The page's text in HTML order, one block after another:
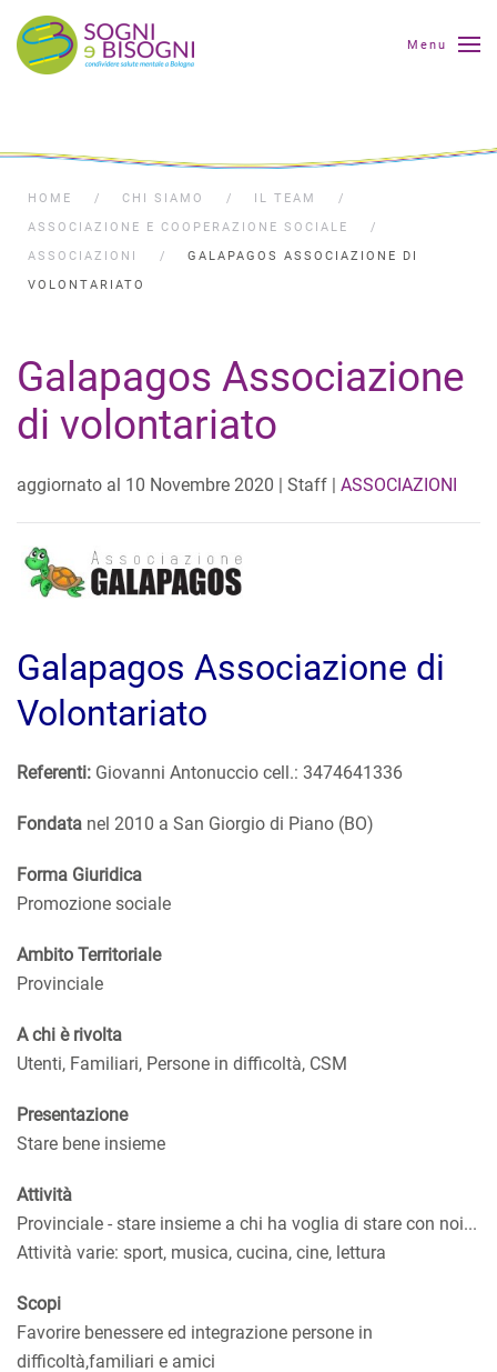
Menu
HOME CHI SIAMO
IL TEAM
ASSOCIAZIONE E COOPERAZIONE SOCIALE
ASSOCIAZIONI
GALAPAGOS ASSOCIAZIONE DI
VOLONTARIATO
Galapagos Associazione
di volontariato
aggiornato al 10 Novembre 2020 | Staff | ASSOCIAZIONI
Galapagos Associazione di
Volontariato
Referenti: Giovanni Antonuccio cell.: 3474641336
Fondata nel 2010 a San Giorgio di Piano (BO)
Forma Giuridica
Promozione sociale
Ambito Territoriale
Provinciale
A chi è rivolta
Utenti, Familiari, Persone in difficoltà, CSM
Presentazione
Stare bene insieme
Attività
Provinciale - stare insieme a chi ha voglia di stare con noi...
Attività varie: sport, musica, cucina, cine, lettura
Scopi
Favorire benessere ed integrazione persone in
difficoltà,familiari e amici